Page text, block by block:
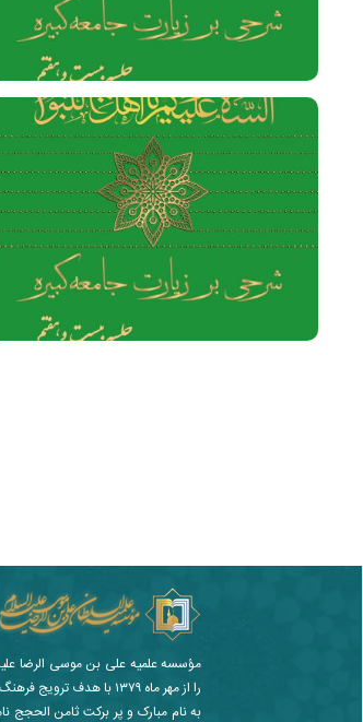
مؤسسه علمیه علی بن موسی الرضا
را از مهر ماه ۱۳۷۹ با هدف
به نام مبارک و پر برکت ثامن الحجج